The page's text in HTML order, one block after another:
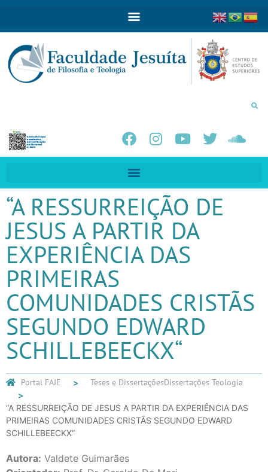
“A RESSURREIÇÃO DE
JESUS A PARTIR DA
EXPERIÊNCIA DAS
PRIMEIRAS
COMUNIDADES CRISTÃS
SEGUNDO EDWARD
SCHILLEBEECKX“
Portal FAJE Teses e DissertaçõesDissertações Teologia
“A RESSURREIÇÃO DE JESUS A PARTIR DA EXPERIÊNCIA DAS
PRIMEIRAS COMUNIDADES CRISTÃS SEGUNDO EDWARD
SCHILLEBEECKX“
Autora: Valdete Guimarães